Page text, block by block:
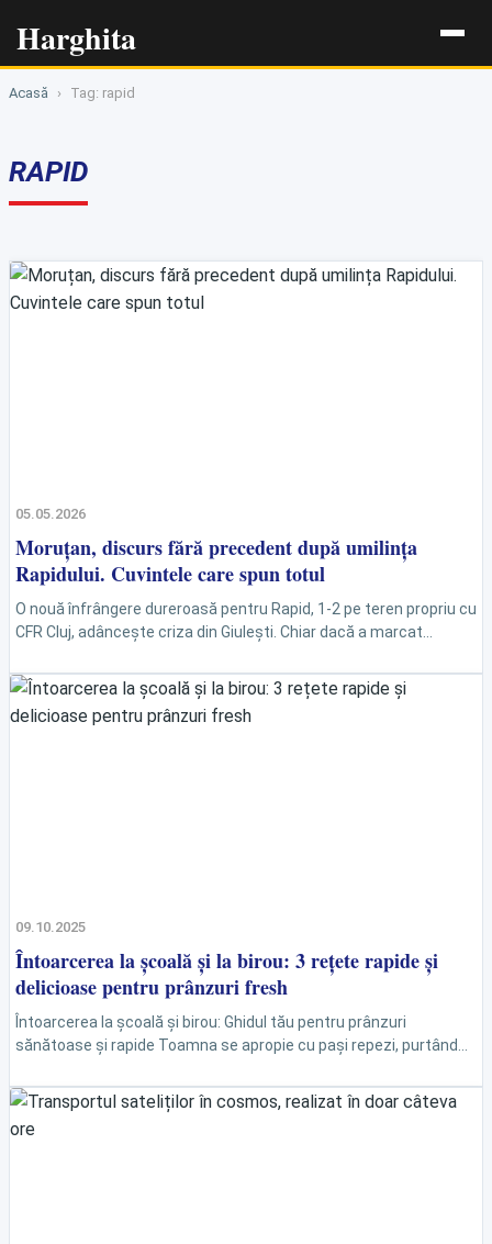
Harghita
Acasă › Tag: rapid
RAPID
05.05.2026
Moruțan, discurs fără precedent după umilința
Rapidului. Cuvintele care spun totul
O nouă înfrângere dureroasă pentru Rapid, 1-2 pe teren propriu cu
CFR Cluj, adâncește criza din Giulești. Chiar dacă a marcat
09.10.2025
Întoarcerea la școală și la birou: 3 rețete rapide și
delicioase pentru prânzuri fresh
Întoarcerea la școală și birou: Ghidul tău pentru prânzuri
sănătoase și rapide Toamna se apropie cu pași repezi, purtând